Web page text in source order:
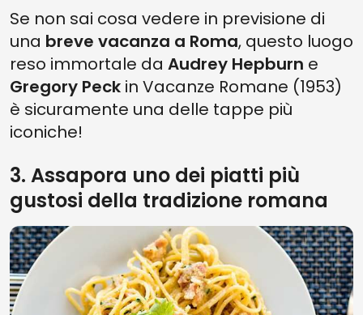
Se non sai cosa vedere in previsione di
una breve vacanza a Roma, questo luogo
reso immortale da Audrey Hepburn e
Gregory Peck in Vacanze Romane (1953)
è sicuramente una delle tappe più
iconiche!
3. Assapora uno dei piatti più
gustosi della tradizione romana